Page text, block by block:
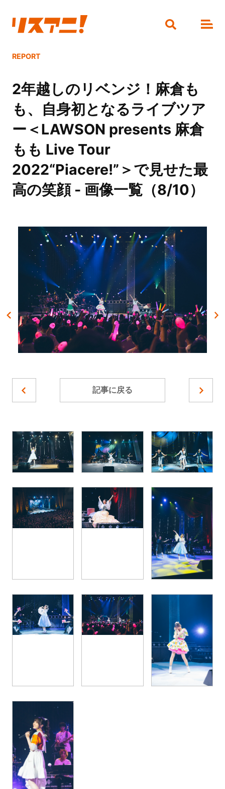
REPORT
2年越しのリベンジ！麻倉も
も、自身初となるライブツア
ー＜LAWSON presents 麻倉
もも Live Tour
2022“Piacere!”＞で見せた最
高の笑顔 - 画像一覧（8/10）
記事に戻る